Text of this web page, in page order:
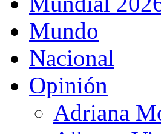
Mundo
Nacional
Opinión
Adriana